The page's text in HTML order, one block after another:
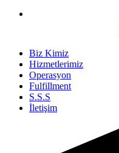
Biz Kimiz
Hizmetlerimiz
Operasyon
Fulfillment
S.S.S
İletişim